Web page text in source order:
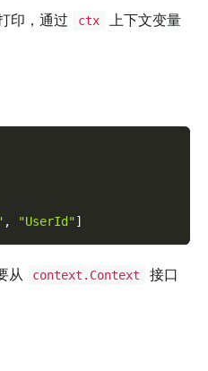
印，通过 ctx
上下文变量
, "UserId"]
从 context.Context
接口